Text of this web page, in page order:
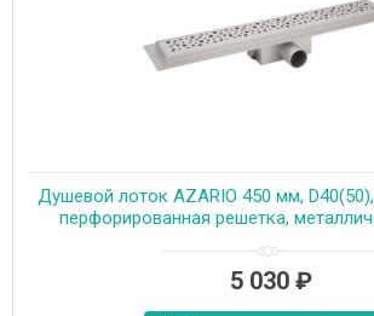
Душевой лоток AZARIO 450 мм,
перфорированная решетка,
5 030 ₽